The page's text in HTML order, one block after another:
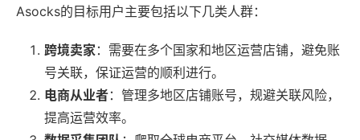
Asocks的目标用户主要包括以下几类人群：
跨境卖家：需要在多个国家和地区运营店铺，避免账
号关联，保证运营的顺利进行。
电商从业者：管理多地区店铺账号，规避关联风险，
提高运营效率。